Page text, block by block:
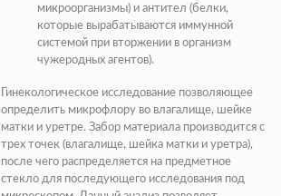
микроорганизмы) и антител (белки,
которые вырабатываются иммунной
системой при вторжении в организм
чужеродных агентов).
Гинекологическое исследование позволяющее
определить микрофлору во влагалище, шейке
матки и уретре. Забор материала производится с
трех точек (влагалище, шейка матки и уретра),
после чего распределяется на предметное
стекло для последующего исследования под